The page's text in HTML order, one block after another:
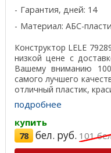
Гарантия, дней: 14
Материал: АБС-
Конструктор LELE
низкой цене с
Вашему вниманию
самого лучшего
отличный пластик,
подробнее
купить
78 бел. руб. 101